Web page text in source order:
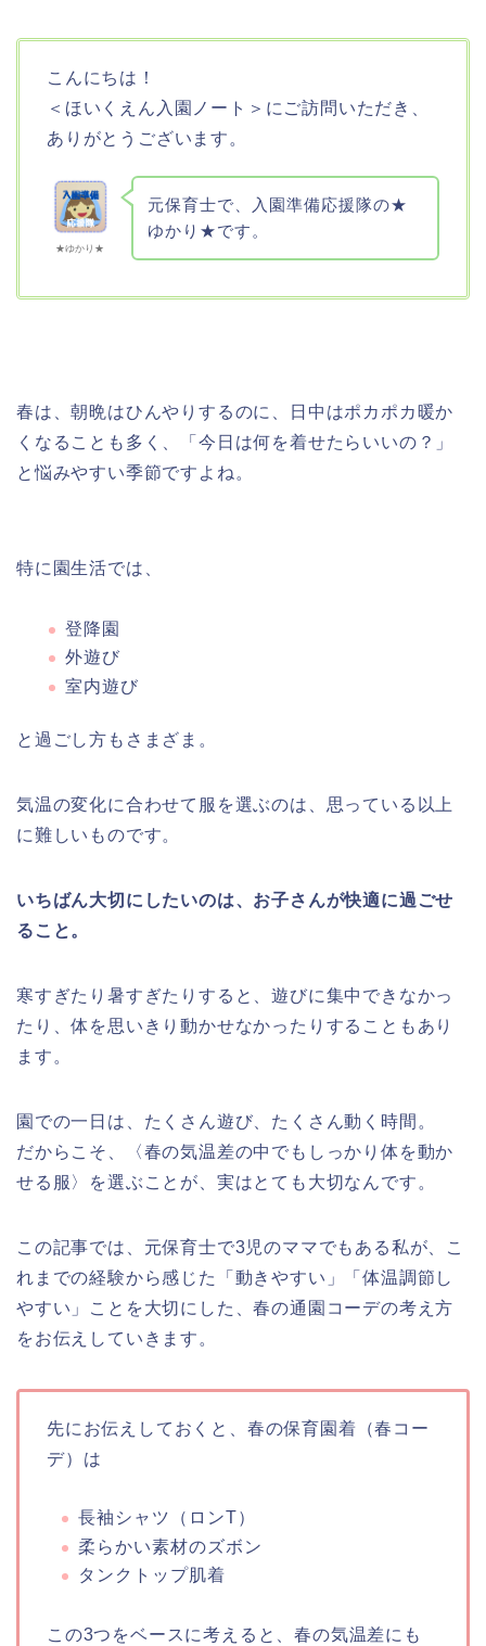
こんにちは！
＜ほいくえん入園ノート＞にご訪問いただき、
ありがとうございます。
★ゆかり★
元保育士で、入園準備応援隊の★
ゆかり★です。
春は、朝晩はひんやりするのに、日中はポカポカ暖か
くなることも多く、「今日は何を着せたらいいの？」
と悩みやすい季節ですよね。
特に園生活では、
登降園
外遊び
室内遊び
と過ごし方もさまざま。
気温の変化に合わせて服を選ぶのは、思っている以上
に難しいものです。
いちばん大切にしたいのは、お子さんが快適に過ごせ
ること。
寒すぎたり暑すぎたりすると、遊びに集中できなかっ
たり、体を思いきり動かせなかったりすることもあり
ます。
園での一日は、たくさん遊び、たくさん動く時間。
だからこそ、〈春の気温差の中でもしっかり体を動か
せる服〉を選ぶことが、実はとても大切なんです。
この記事では、元保育士で3児のママでもある私が、こ
れまでの経験から感じた「動きやすい」「体温調節し
やすい」ことを大切にした、春の通園コーデの考え方
をお伝えしていきます。
先にお伝えしておくと、春の保育園着（春コー
デ）は
長袖シャツ（ロンT）
柔らかい素材のズボン
タンクトップ肌着
この3つをベースに考えると、春の気温差にも